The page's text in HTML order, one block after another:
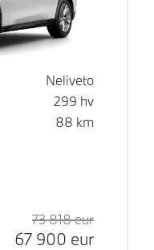
Neliveto
299 hv
88 km
73 818eurHinta
67 900 eur